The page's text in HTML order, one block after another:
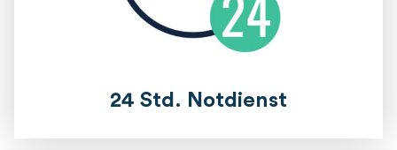
24 Std. Notdienst